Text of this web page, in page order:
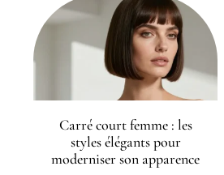
Carré court femme : les
styles élégants pour
moderniser son apparence